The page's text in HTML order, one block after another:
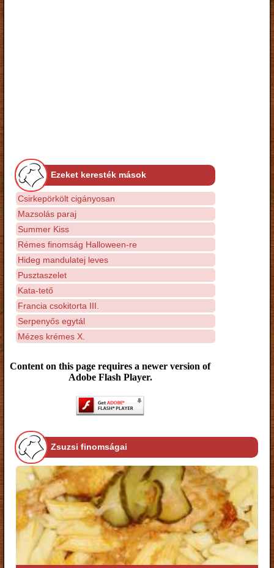
Ezeket keresték mások
Csirkepörkölt cigányosan
Mazsolás paraj
Summer Kiss
Rémes finomság Halloween-re
Hideg mandulatej leves
Pusztaszelet
Kata-tető
Francia csokitorta III.
Serpenyős egytál
Mézes krémes X.
Content on this page requires a newer version of
Adobe Flash Player.
Zsuzsi finomságai